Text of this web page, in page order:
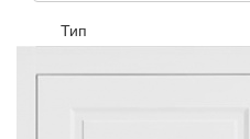
Тип
Раздвижные